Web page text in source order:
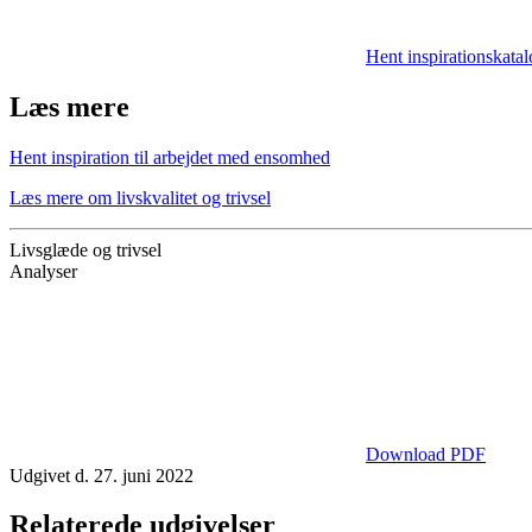
Hent
Læs mere
Hent inspiration til arbejdet med ensomhed
Læs mere om livskvalitet og trivsel
Livsglæde og trivsel
Analyser
Download PDF
Udgivet d. 27. juni 2022
Relaterede udgivelser